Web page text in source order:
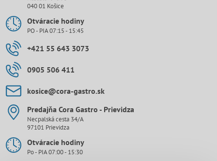
040 01 Košice
Otváracie hodiny
PO - PIA 07:15 - 15:45
+421 55 643 3073
0905 506 411
kosice​@cora-gastro​.sk
Predajňa Cora Gastro - Prievidza
Necpalská cesta 34/A
97101 Prievidza
Otváracie hodiny
Po - PIA 07:00 - 15:30